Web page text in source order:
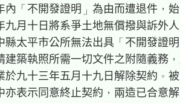
內「不開發證明」為由而遭退件，
九月十日將系爭土地無償撥與訴外
縣太平市公所無法出具「不開發證
建築執照所需一切文件之附隨義務
於九十三年五月十九日解除契約。
亦表示同意終止契約，兩造已合意